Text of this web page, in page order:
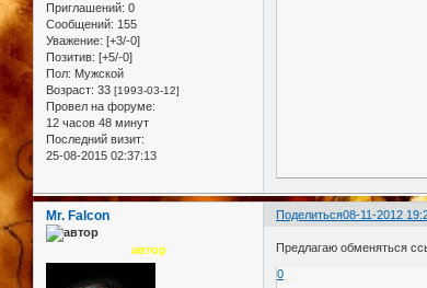
Приглашений: 0
Сообщений: 155
Уважение: [+3/-0]
Позитив: [+5/-0]
Пол: Мужской
Возраст: 33 [1993-03-12]
Провел на форуме:
12 часов 48 минут
Последний визит:
25-08-2015 02:37:13
Поделиться08-11-2012
Mr. Falcon
автор Предлагаю обменяться
0